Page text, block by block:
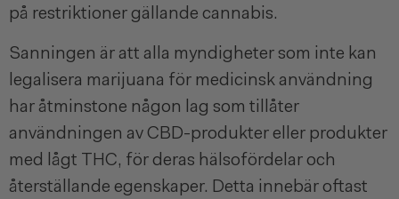
på restriktioner gällande cannabis.
Sanningen är att alla myndigheter som inte kan
legalisera marijuana för medicinsk användning
har åtminstone någon lag som tillåter
användningen av CBD-produkter eller produkter
med lågt THC, för deras hälsofördelar och
återställande egenskaper. Detta innebär oftast